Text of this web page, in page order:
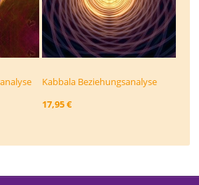
Kabbala Beziehungs­analyse
17,95 €